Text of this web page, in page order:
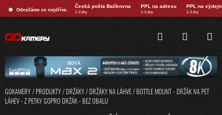
Odesíláme co nejdříve.
Česká pošta Balíkovna PPL na adresu PPL na
1-3 dny 1-3 dny 1-3 dny
HLEDAT NÁKUPNÍ
KOŠÍK
GOKAMERY / PRODUKTY / DRŽÁKY / DRŽÁKY NA LÁHVE / BOTTLE MOUNT - DRŽÁK NA PET
LÁHEV - Z PETKY GOPRO DRŽÁK - BEZ OBALU